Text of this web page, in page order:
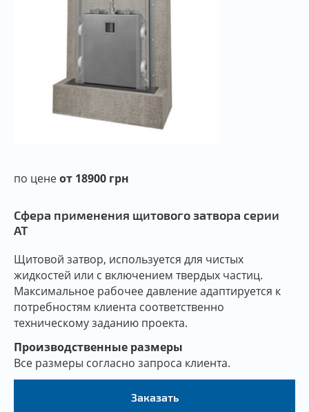
по ценеот 18900 грн
Сфера применения щитового затвора серии
AT
Щитовой затвор, используется для чистых
жидкостей или с включением твердых частиц.
Максимальное рабочее давление адаптируется к
потребностям клиента соответственно
техническому заданию проекта.
Производственные размеры
Все размеры согласно запроса клиента.
Заказать